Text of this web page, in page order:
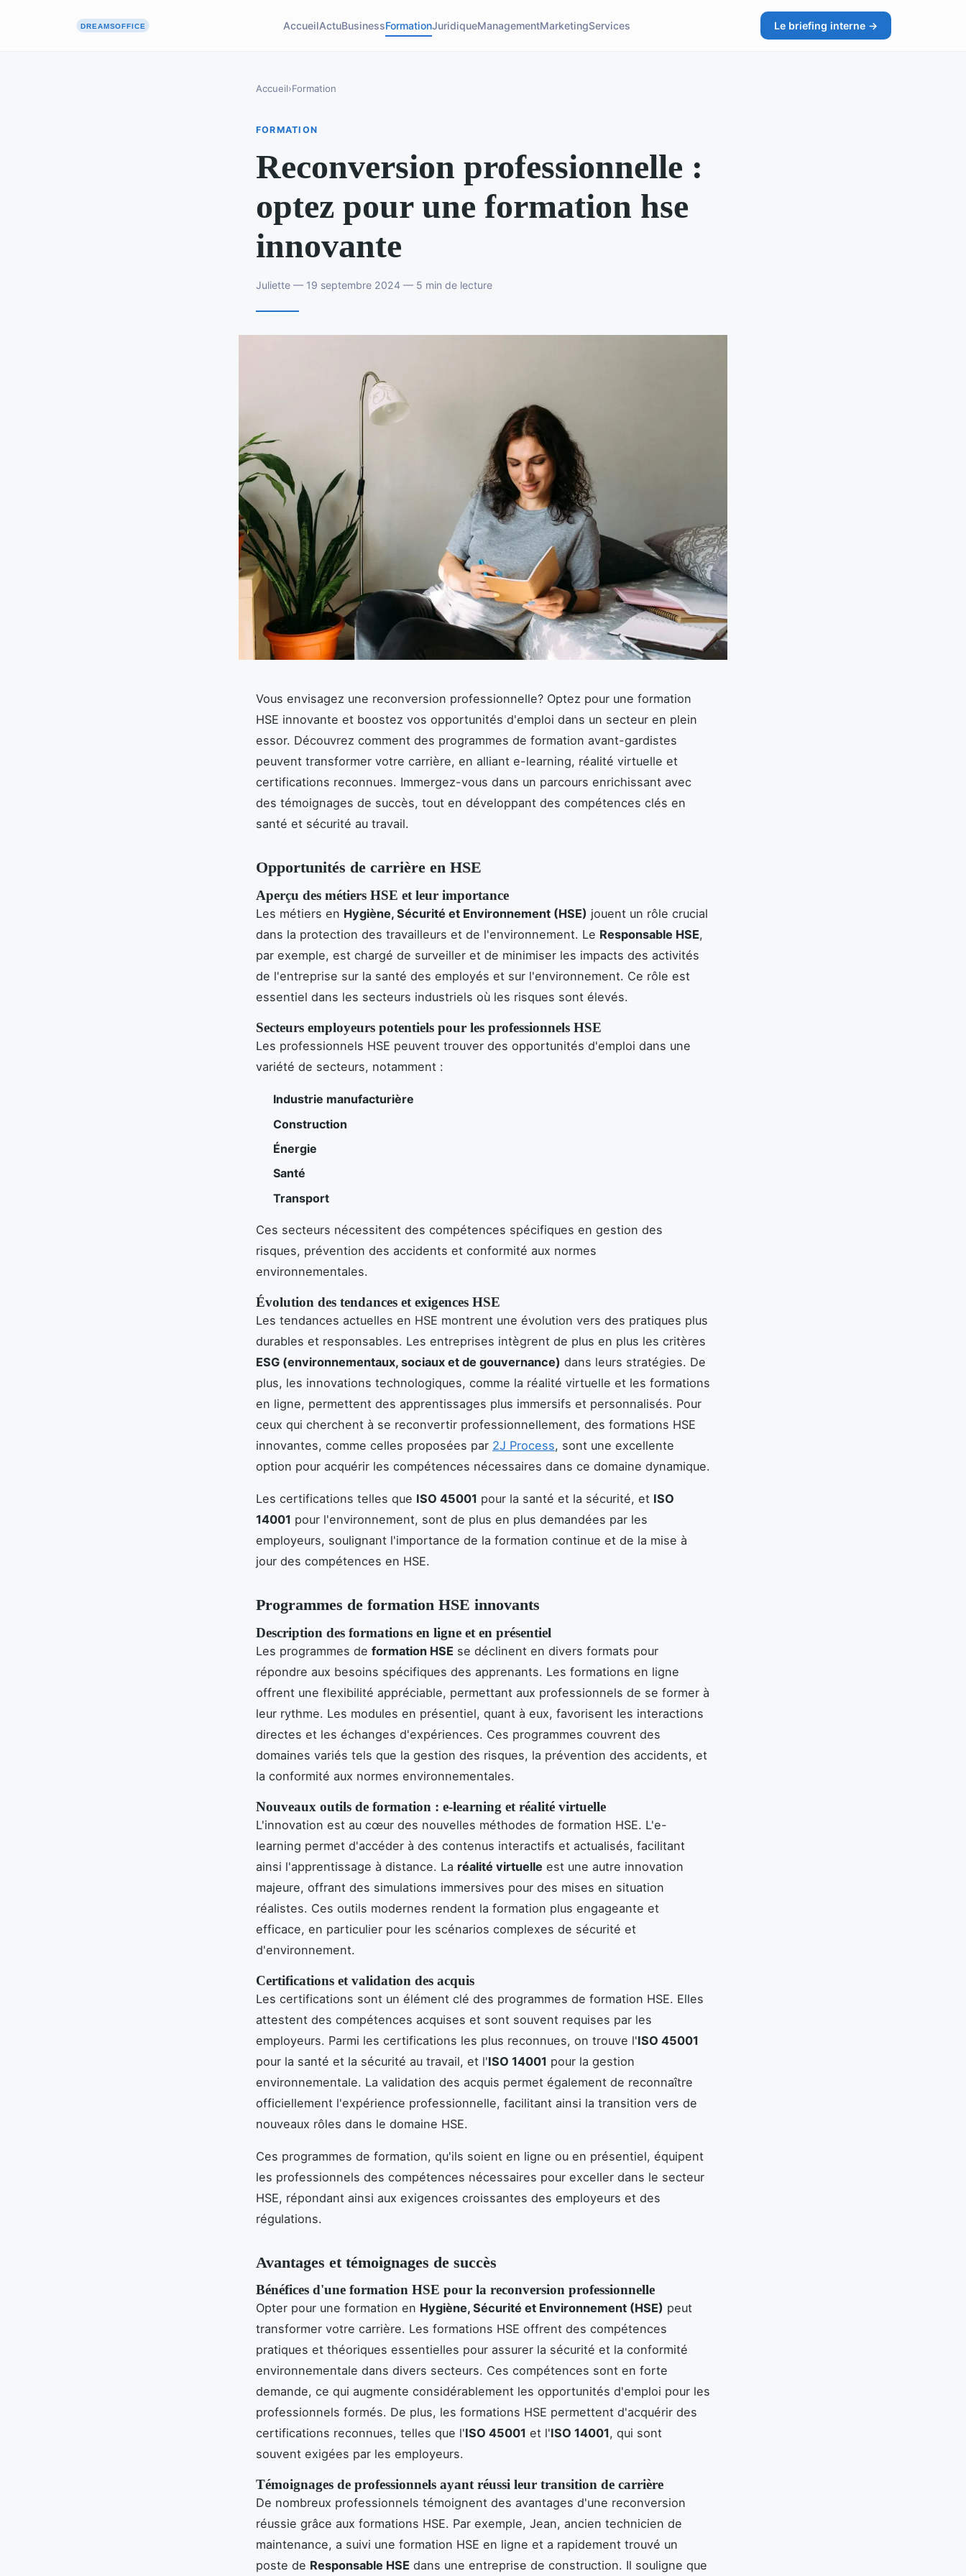
AccueilActuBusinessFormationJuridiqueManagementMarketingServices Le briefing interne →
Accueil›Formation
FORMATION
Reconversion professionnelle :
optez pour une formation hse
innovante
Juliette — 19 septembre 2024 — 5 min de lecture
Vous envisagez une reconversion professionnelle? Optez pour une formation
HSE innovante et boostez vos opportunités d'emploi dans un secteur en plein
essor. Découvrez comment des programmes de formation avant-gardistes
peuvent transformer votre carrière, en alliant e-learning, réalité virtuelle et
certifications reconnues. Immergez-vous dans un parcours enrichissant avec
des témoignages de succès, tout en développant des compétences clés en
santé et sécurité au travail.
Opportunités de carrière en HSE
Aperçu des métiers HSE et leur importance
Les métiers en Hygiène, Sécurité et Environnement (HSE) jouent un rôle crucial
dans la protection des travailleurs et de l'environnement. Le Responsable HSE,
par exemple, est chargé de surveiller et de minimiser les impacts des activités
de l'entreprise sur la santé des employés et sur l'environnement. Ce rôle est
essentiel dans les secteurs industriels où les risques sont élevés.
Secteurs employeurs potentiels pour les professionnels HSE
Les professionnels HSE peuvent trouver des opportunités d'emploi dans une
variété de secteurs, notamment :
Industrie manufacturière
Construction
Énergie
Santé
Transport
Ces secteurs nécessitent des compétences spécifiques en gestion des
risques, prévention des accidents et conformité aux normes
environnementales.
Évolution des tendances et exigences HSE
Les tendances actuelles en HSE montrent une évolution vers des pratiques plus
durables et responsables. Les entreprises intègrent de plus en plus les critères
ESG (environnementaux, sociaux et de gouvernance) dans leurs stratégies. De
plus, les innovations technologiques, comme la réalité virtuelle et les formations
en ligne, permettent des apprentissages plus immersifs et personnalisés. Pour
ceux qui cherchent à se reconvertir professionnellement, des formations HSE
innovantes, comme celles proposées par 2J Process, sont une excellente
option pour acquérir les compétences nécessaires dans ce domaine dynamique.
Les certifications telles que ISO 45001 pour la santé et la sécurité, et ISO
14001 pour l'environnement, sont de plus en plus demandées par les
employeurs, soulignant l'importance de la formation continue et de la mise à
jour des compétences en HSE.
Programmes de formation HSE innovants
Description des formations en ligne et en présentiel
Les programmes de formation HSE se déclinent en divers formats pour
répondre aux besoins spécifiques des apprenants. Les formations en ligne
offrent une flexibilité appréciable, permettant aux professionnels de se former à
leur rythme. Les modules en présentiel, quant à eux, favorisent les interactions
directes et les échanges d'expériences. Ces programmes couvrent des
domaines variés tels que la gestion des risques, la prévention des accidents, et
la conformité aux normes environnementales.
Nouveaux outils de formation : e-learning et réalité virtuelle
L'innovation est au cœur des nouvelles méthodes de formation HSE. L'e-
learning permet d'accéder à des contenus interactifs et actualisés, facilitant
ainsi l'apprentissage à distance. La réalité virtuelle est une autre innovation
majeure, offrant des simulations immersives pour des mises en situation
réalistes. Ces outils modernes rendent la formation plus engageante et
efficace, en particulier pour les scénarios complexes de sécurité et
d'environnement.
Certifications et validation des acquis
Les certifications sont un élément clé des programmes de formation HSE. Elles
attestent des compétences acquises et sont souvent requises par les
employeurs. Parmi les certifications les plus reconnues, on trouve l'ISO 45001
pour la santé et la sécurité au travail, et l'ISO 14001 pour la gestion
environnementale. La validation des acquis permet également de reconnaître
officiellement l'expérience professionnelle, facilitant ainsi la transition vers de
nouveaux rôles dans le domaine HSE.
Ces programmes de formation, qu'ils soient en ligne ou en présentiel, équipent
les professionnels des compétences nécessaires pour exceller dans le secteur
HSE, répondant ainsi aux exigences croissantes des employeurs et des
régulations.
Avantages et témoignages de succès
Bénéfices d'une formation HSE pour la reconversion professionnelle
Opter pour une formation en Hygiène, Sécurité et Environnement (HSE) peut
transformer votre carrière. Les formations HSE offrent des compétences
pratiques et théoriques essentielles pour assurer la sécurité et la conformité
environnementale dans divers secteurs. Ces compétences sont en forte
demande, ce qui augmente considérablement les opportunités d'emploi pour les
professionnels formés. De plus, les formations HSE permettent d'acquérir des
certifications reconnues, telles que l'ISO 45001 et l'ISO 14001, qui sont
souvent exigées par les employeurs.
Témoignages de professionnels ayant réussi leur transition de carrière
De nombreux professionnels témoignent des avantages d'une reconversion
réussie grâce aux formations HSE. Par exemple, Jean, ancien technicien de
maintenance, a suivi une formation HSE en ligne et a rapidement trouvé un
poste de Responsable HSE dans une entreprise de construction. Il souligne que